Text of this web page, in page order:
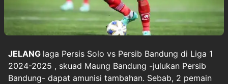
JELANG laga Persis Solo vs Persib Bandung di Liga 1
2024-2025 , skuad Maung Bandung -julukan Persib
Bandung- dapat amunisi tambahan. Sebab, 2 pemain